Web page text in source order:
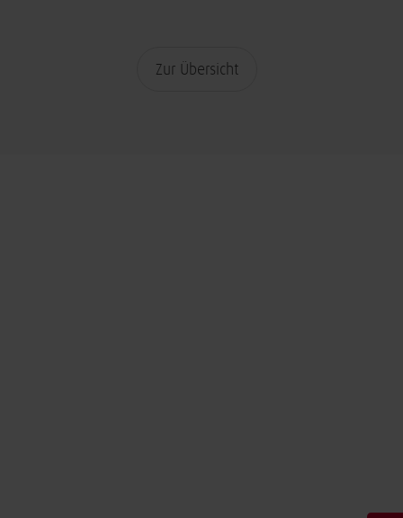
Zur Übersicht